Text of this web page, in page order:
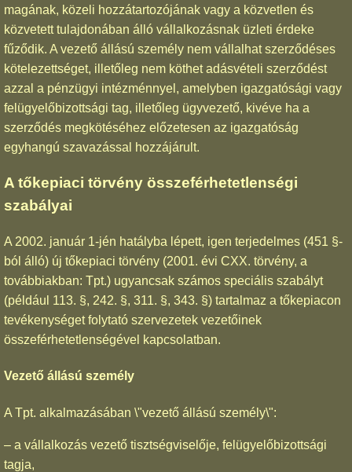
magának, közeli hozzátartozójának vagy a közvetlen és
közvetett tulajdonában álló vállalkozásnak üzleti érdeke
fűződik. A vezető állású személy nem vállalhat szerződéses
kötelezettséget, illetőleg nem köthet adásvételi szerződést
azzal a pénzügyi intézménnyel, amelyben igazgatósági vagy
felügyelőbizottsági tag, illetőleg ügyvezető, kivéve ha a
szerződés megkötéséhez előzetesen az igazgatóság
egyhangú szavazással hozzájárult.
A tőkepiaci törvény összeférhetetlenségi
szabályai
A 2002. január 1-jén hatályba lépett, igen terjedelmes (451 §-
ból álló) új tőkepiaci törvény (2001. évi CXX. törvény, a
továbbiakban: Tpt.) ugyancsak számos speciális szabályt
(például 113. §, 242. §, 311. §, 343. §) tartalmaz a tőkepiacon
tevékenységet folytató szervezetek vezetőinek
összeférhetetlenségével kapcsolatban.
Vezető állású személy
A Tpt. alkalmazásában \"vezető állású személy\":
– a vállalkozás vezető tisztségviselője, felügyelőbizottsági
tagja,